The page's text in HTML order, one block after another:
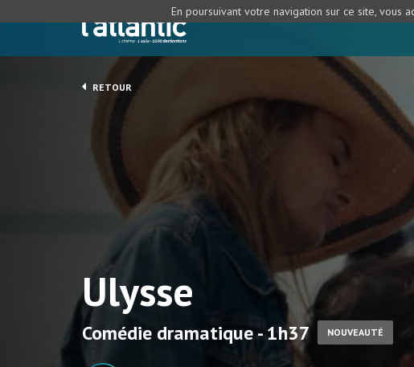
RETOUR
Ulysse
Comédie dramatique - 1h37 NOUVEAUTÉ
En poursuivant votre navigation sur ce site, vous